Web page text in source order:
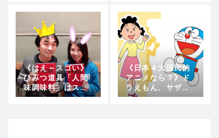
記念！ ドラえもん
誕生日スペシャ
ル】
売！！(2月26日)
《はえ～スゴい》
ひみつ道具「人間
味調味料」はスネ
夫役の関智一さん
《日本４大国民的
アニメなら？》ド
ラえもん、サザエ
さん、あと二つ